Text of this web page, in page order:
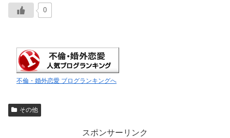
0
不倫・婚外恋愛 ブログランキングへ
その他
スポンサーリンク